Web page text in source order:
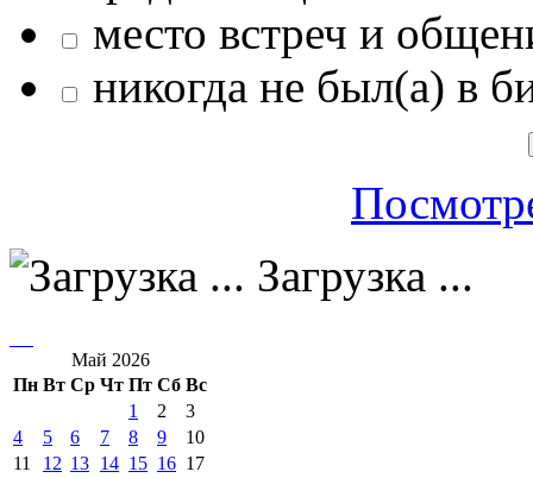
место встреч и
никогда не был(а) в
Загрузка ...
Май 2026
Пн Вт Ср Чт Пт Сб Вс
1 2
3
4
5 6 7 8 9
10
11
12 13 14 15 16 17